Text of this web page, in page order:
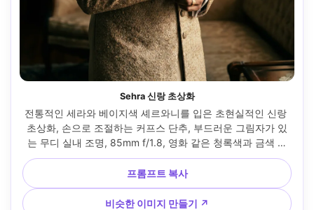
Sehra 신랑 초상화
전통적인 세라와 베이지색 셰르와니를 입은 초현실적인 신랑
초상화, 손으로 조절하는 커프스 단추, 부드러운 그림자가 있
는 무디 실내 조명, 85mm f/1.8, 영화 같은 청록색과 금색 색
상 등급, 원단과 구슬에 날카로운 질감, 차분하고 자신감 넘치
는 표정, 편집 웨딩 사진 --ar 4:5
프롬프트 복사
비슷한 이미지 만들기 ↗